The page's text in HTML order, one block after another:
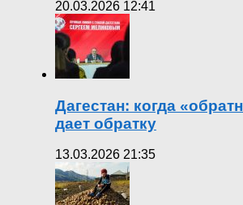
20.03.2026 12:41
Дагестан: когда
дает обратку
13.03.2026 21:35